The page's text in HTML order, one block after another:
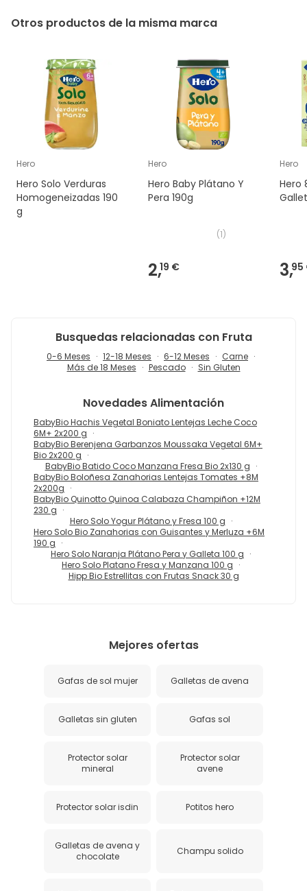
Otros productos de la misma marca
Hero
Hero Solo Verduras
Homogeneizadas 190
g
Hero
Hero Baby Plátano Y
Pera 190g
(1)
2,19 €
Hero
Hero
3,95
Busquedas relacionadas con Fruta
0-6 Meses 12-18 Meses 6-12 Meses
Carne
Más de 18 Meses
Pescado Sin Gluten
NovedadesAlimentación
BabyBio Hachis Vegetal Boniato Lentejas Leche Coco
6M+ 2x200 g
BabyBio Berenjena Garbanzos Moussaka Vegetal 6M+
Bio 2x200 g
BabyBio Batido Coco Manzana Fresa Bio 2x130 g
BabyBio Boloñesa Zanahorias Lentejas Tomates +8M
2x200g
BabyBio Quinotto Quinoa Calabaza Champiñon +12M
230 g
Hero Solo Yogur Plátano y Fresa 100 g
Hero Solo Bio Zanahorias con Guisantes y Merluza +6M
190 g
Hero Solo Naranja Plátano Pera y Galleta 100 g
Hero Solo Platano Fresa y Manzana 100 g
Hipp Bio Estrellitas con Frutas Snack 30 g
Mejores ofertas
Gafas de sol mujer Galletas de avena
Galletas sin gluten Gafas sol
Protector solar
mineral
Protector solar
avene
Protector solar isdin Potitos hero
Galletas de avena y
chocolate
Champu solido